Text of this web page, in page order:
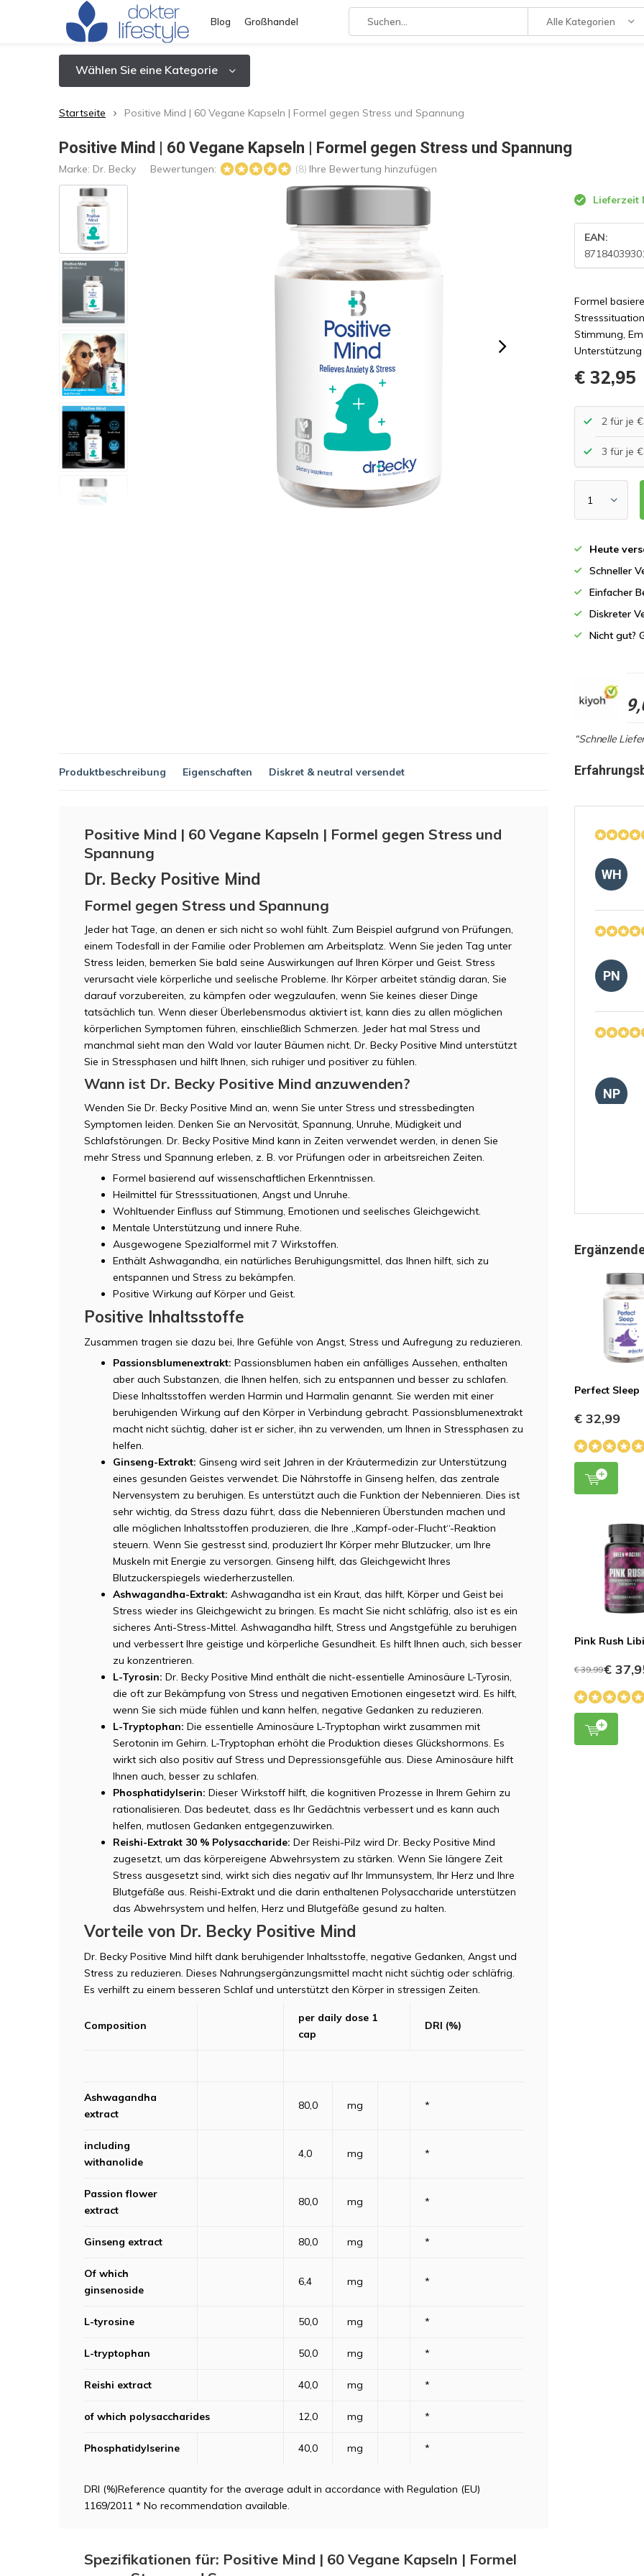
Blog Großhandel Alle Kategorien
Wählen Sie eine Kategorie
Startseite Positive Mind | 60 Vegane Kapseln | Formel gegen Stress und Spannung
Positive Mind | 60 Vegane Kapseln | Formel gegen Stress und Spannung
Marke: Dr. Becky Bewertungen: (8) Ihre Bewertung hinzufügen
Lieferzeit
EAN:
Formel
Stimmung,
Unterstützung
€ 32,95
2 für je
3 für je
Heute
Schneller
Einfacher
Diskreter
Nicht gut?
“Schnelle
Produktbeschreibung Eigenschaften Diskret & neutral versendet
Positive Mind | 60 Vegane Kapseln | Formel gegen Stress und
Spannung
Dr. Becky Positive Mind
Formel gegen Stress und Spannung
Jeder hat Tage, an denen er sich nicht so wohl fühlt. Zum Beispiel aufgrund von Prüfungen,
einem Todesfall in der Familie oder Problemen am Arbeitsplatz. Wenn Sie jeden Tag unter
Stress leiden, bemerken Sie bald seine Auswirkungen auf Ihren Körper und Geist. Stress
verursacht viele körperliche und seelische Probleme. Ihr Körper arbeitet ständig daran, Sie
darauf vorzubereiten, zu kämpfen oder wegzulaufen, wenn Sie keines dieser Dinge
tatsächlich tun. Wenn dieser Überlebensmodus aktiviert ist, kann dies zu allen möglichen
körperlichen Symptomen führen, einschließlich Schmerzen. Jeder hat mal Stress und
manchmal sieht man den Wald vor lauter Bäumen nicht. Dr. Becky Positive Mind unterstützt
Sie in Stressphasen und hilft Ihnen, sich ruhiger und positiver zu fühlen.
Wann ist Dr. Becky Positive Mind anzuwenden?
Wenden Sie Dr. Becky Positive Mind an, wenn Sie unter Stress und stressbedingten
Symptomen leiden. Denken Sie an Nervosität, Spannung, Unruhe, Müdigkeit und
Schlafstörungen. Dr. Becky Positive Mind kann in Zeiten verwendet werden, in denen Sie
mehr Stress und Spannung erleben, z. B. vor Prüfungen oder in arbeitsreichen Zeiten.
Formel basierend auf wissenschaftlichen Erkenntnissen.
Heilmittel für Stresssituationen, Angst und Unruhe.
Wohltuender Einfluss auf Stimmung, Emotionen und seelisches Gleichgewicht.
Mentale Unterstützung und innere Ruhe.
Ausgewogene Spezialformel mit 7 Wirkstoffen.
Enthält Ashwagandha, ein natürliches Beruhigungsmittel, das Ihnen hilft, sich zu
entspannen und Stress zu bekämpfen.
Positive Wirkung auf Körper und Geist.
Positive Inhaltsstoffe
Zusammen tragen sie dazu bei, Ihre Gefühle von Angst, Stress und Aufregung zu reduzieren.
Passionsblumenextrakt: Passionsblumen haben ein anfälliges Aussehen, enthalten
aber auch Substanzen, die Ihnen helfen, sich zu entspannen und besser zu schlafen.
Diese Inhaltsstoffen werden Harmin und Harmalin genannt. Sie werden mit einer
beruhigenden Wirkung auf den Körper in Verbindung gebracht. Passionsblumenextrakt
macht nicht süchtig, daher ist er sicher, ihn zu verwenden, um Ihnen in Stressphasen zu
helfen.
Ginseng-Extrakt: Ginseng wird seit Jahren in der Kräutermedizin zur Unterstützung
eines gesunden Geistes verwendet. Die Nährstoffe in Ginseng helfen, das zentrale
Nervensystem zu beruhigen. Es unterstützt auch die Funktion der Nebennieren. Dies ist
sehr wichtig, da Stress dazu führt, dass die Nebennieren Überstunden machen und
alle möglichen Inhaltsstoffen produzieren, die Ihre „Kampf-oder-Flucht“-Reaktion
steuern. Wenn Sie gestresst sind, produziert Ihr Körper mehr Blutzucker, um Ihre
Muskeln mit Energie zu versorgen. Ginseng hilft, das Gleichgewicht Ihres
Blutzuckerspiegels wiederherzustellen.
Ashwagandha-Extrakt: Ashwagandha ist ein Kraut, das hilft, Körper und Geist bei
Stress wieder ins Gleichgewicht zu bringen. Es macht Sie nicht schläfrig, also ist es ein
sicheres Anti-Stress-Mittel. Ashwagandha hilft, Stress und Angstgefühle zu beruhigen
und verbessert Ihre geistige und körperliche Gesundheit. Es hilft Ihnen auch, sich besser
zu konzentrieren.
L-Tyrosin: Dr. Becky Positive Mind enthält die nicht-essentielle Aminosäure L-Tyrosin,
die oft zur Bekämpfung von Stress und negativen Emotionen eingesetzt wird. Es hilft,
wenn Sie sich müde fühlen und kann helfen, negative Gedanken zu reduzieren.
L-Tryptophan: Die essentielle Aminosäure L-Tryptophan wirkt zusammen mit
Serotonin im Gehirn. L-Tryptophan erhöht die Produktion dieses Glückshormons. Es
wirkt sich also positiv auf Stress und Depressionsgefühle aus. Diese Aminosäure hilft
Ihnen auch, besser zu schlafen.
Phosphatidylserin: Dieser Wirkstoff hilft, die kognitiven Prozesse in Ihrem Gehirn zu
rationalisieren. Das bedeutet, dass es Ihr Gedächtnis verbessert und es kann auch
helfen, mutlosen Gedanken entgegenzuwirken.
Reishi-Extrakt 30 % Polysaccharide: Der Reishi-Pilz wird Dr. Becky Positive Mind
zugesetzt, um das körpereigene Abwehrsystem zu stärken. Wenn Sie längere Zeit
Stress ausgesetzt sind, wirkt sich dies negativ auf Ihr Immunsystem, Ihr Herz und Ihre
Blutgefäße aus. Reishi-Extrakt und die darin enthaltenen Polysaccharide unterstützen
das Abwehrsystem und helfen, Herz und Blutgefäße gesund zu halten.
Vorteile von Dr. Becky Positive Mind
Dr. Becky Positive Mind hilft dank beruhigender Inhaltsstoffe, negative Gedanken, Angst und
Stress zu reduzieren. Dieses Nahrungsergänzungsmittel macht nicht süchtig oder schläfrig.
Es verhilft zu einem besseren Schlaf und unterstützt den Körper in stressigen Zeiten.
Composition
per daily dose 1
cap
DRI (%)
Ashwagandha
extract
80,0 mg *
including
withanolide
4,0 mg *
Passion flower
extract
80,0 mg *
Ginseng extract 80,0 mg *
Of which
ginsenoside
6,4 mg *
L-tyrosine 50,0 mg *
L-tryptophan 50,0 mg *
Reishi extract 40,0 mg *
of which polysaccharides 12,0 mg *
Phosphatidylserine 40,0 mg *
DRI (%)Reference quantity for the average adult in accordance with Regulation (EU)
1169/2011 * No recommendation available.
Spezifikationen für: Positive Mind | 60 Vegane Kapseln | Formel
WH
PN
NP
NP
PV
MN
JV
Perfect Sleep
€ 32,99
Pink Rush
€ 39,99€